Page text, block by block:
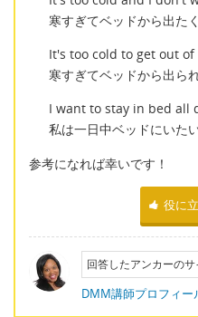
寒すぎてベッドから出たく
It's too cold to get out of
寒すぎてベッドから出られ
I want to stay in bed all
私は一日中ベッドにいた
参考になれば幸いです！
役に
回答したアンカーのサ
DMM講師プロフィー